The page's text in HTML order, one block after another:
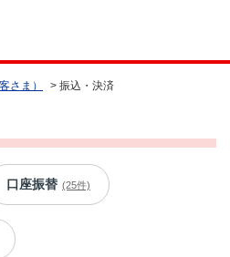
さま） > 振込・決済
口座振替 (25件)